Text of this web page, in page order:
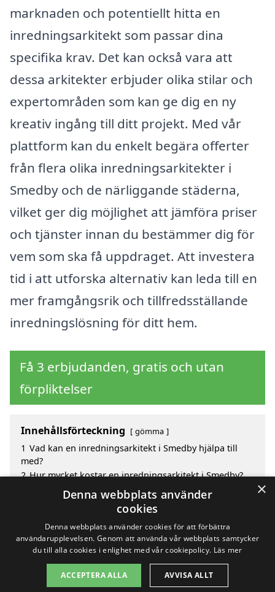
marknaden och potentiellt hitta en
inredningsarkitekt som passar dina
specifika krav. Det kan också vara att
dessa arkitekter erbjuder olika stilar och
expertområden som kan ge dig en ny
kreativ ingång till ditt projekt. Med vår
plattform kan du enkelt begära offerter
från flera olika inredningsarkitekter i
Smedby och de närliggande städerna,
vilket ger dig möjlighet att jämföra priser
och tjänster innan du bestämmer dig för
vem som ska få uppdraget. Att investera
tid i att utforska alternativ kan leda till en
mer framgångsrik och tillfredsställande
inredningslösning för ditt hem.
Få 3 erbjudanden, gratis och utan
förpliktelser
Innehållsförteckning gömma
1 Vad kan en inredningsarkitekt i Smedby hjälpa till
med?
2 Hur mycket kostar en inredningsarkitekt i Smedby?
Fördelar med att välja inredningsarkitekt i Smedby
Sök efter en skicklig inredningsarkitekt i de
omgivande städerna Smedby
Copyright 2026 - Pilanto Aps
×
Denna webbplats använder
cookies
Denna webbplats använder cookies för att förbättra
användarupplevelsen. Genom att använda vår webbplats samtycker
du till alla cookies i enlighet med vår cookiepolicy. Läs mer
ACCEPTERA ALLA AVVISA ALLT